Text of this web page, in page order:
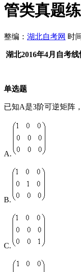
管类真题
整编： 湖北自考网 时
湖北2016年4月自考
单选题
已知A是3阶可逆矩阵
A.
B.
C.